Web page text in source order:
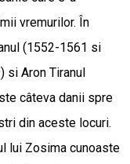
vremurilor. În
(1552-1561 si
si Aron Tiranul
câteva danii spre
din aceste locuri.
lui Zosima cunoaste